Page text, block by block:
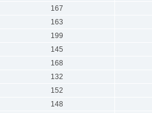
167
163
199
145
168
132
152
148